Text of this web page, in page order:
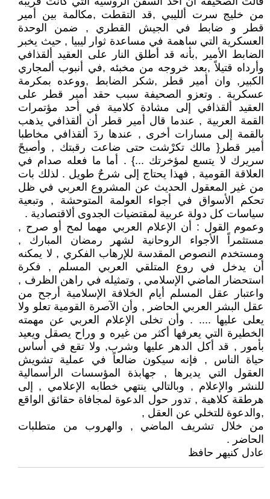
من خليج سرت ألليبي ,قد التقطت ,مكالمة بين أمير
قطر و ضابط في الجيش القطري , ضمن الوحدة
العسكرية التي ساهمة في مساعدة ثوار ليبيا , حيث يخبر
الضابط الأمير ,بأنه قد أطلق النار على العقيد ألقذافي
وأرداه قتيلاً ,بعد خروجه من مخبئه ,في أنبوب ألمجاري
الكبير, وان أمير قطر ,شكر الضابط ,ووعده بمكرمة
عسكرية . وتعزو الصحيفة سبب حقد أمير قطر على
العقيد ألقذافي إلى مشادة كلامية في أحد مؤتمرات
القمة العربية , عندما قال أمير قطر أن ألقذافي يذهب
بالقمة إلى مسارات أخرى , عندها ردَ ألقذافي مخاطبا
أمير قطر{ مالك تكرْشت حتى ضاعت رقبتك , وأصبحً
سريرك لا يتسع لمؤخرتك ...} . أما ما فعله صدام في
العلاقة القومية , فهذا يحتاج إلى شرحٌ طويل . لذلك بات
من غير المعقول الحديث عن المشروع العربي في ظل
تحكم الأسواق في أجواء العولمة المتوحشة , وتبعية
سياسات كل دولة عربية لمقتضيات الجدوى ألاقتصادية .
وعموم القول : أن الإعلام العربي مهما لمح أو صرح ,
مستثمراً الأجواء الروحانية لشهر رمضان المبارك ,
ومستخدم النصوص المقدسة للإرهاب الفكري , لا يمكنه
أن يدخل في روع المتلقي العربي المسلم , فكرة
استحضار الماضي الإسلامي , وتمثيله في راهن الظرف ,
واعتبار عقل المسلم أيام الخلافة الإسلامية أرجح من
عقل البشر العربي الحاضر , وأن الآصرة القومية تعلو ولا
يعلى عليها .... . وأن تخلى الإعلام العربي عن مهمته
الخطيرة التي يعرفها أكثر من غيره و وراح يصقل ويعيد
بأمور , قد أكل الدهر عليها وشرب, ولا تقع في أساس
حياة الناس , فإنه سيكون ضالعاً في عملية تشويش
العقول التي يديرها , جهابذة المؤسسات الرأسمالية
للنشر والإعلام , وبالتالي ينتهي خطابه الإعلامي , إلى
هرطقة كلاهية , تدور حول الدعوة لمجافاة حقائق الواقع
,والدعوة للتخلي عن العقل ,
من خلال تشريف الماضي , والهروب من متطلبات
الحاضر .
عادل كنيهر حافظ